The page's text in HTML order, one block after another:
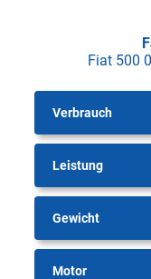
Fiat 500
Verbrauch
Leistung
Gewicht
Motor